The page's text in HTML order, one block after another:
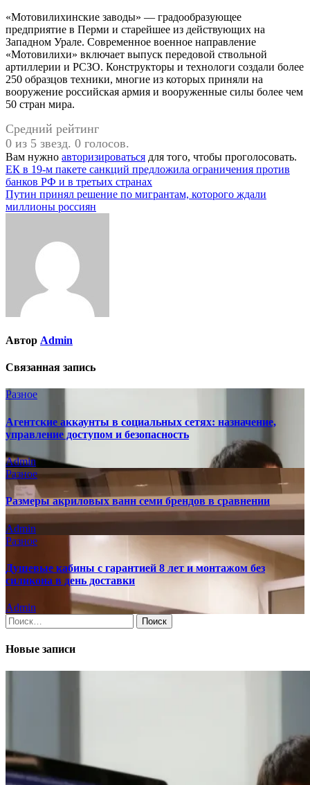
«Мотовилихинские заводы» — градообразующее
предприятие в Перми и старейшее из действующих на
Западном Урале. Современное военное направление
«Мотовилихи» включает выпуск передовой ствольной
артиллерии и РСЗО. Конструкторы и технологи создали более
250 образцов техники, многие из которых приняли на
вооружение российская армия и вооруженные силы более чем
50 стран мира.
Средний рейтинг
0 из 5 звезд. 0 голосов.
Вам нужно авторизироваться для того, чтобы проголосовать.
Навигация
по
записям
ЕК в 19-м пакете санкций предложила ограничения против
банков РФ и в третьих странах
Путин принял решение по мигрантам, которого ждали
миллионы россиян
Автор Admin
Связанная запись
Разное
Агентские аккаунты в социальных сетях: назначение,
управление доступом и безопасность
Admin
Разное
Размеры акриловых ванн семи брендов в сравнении
Admin
Разное
Душевые кабины с гарантией 8 лет и монтажом без
силикона в день доставки
Admin
Найти:
Новые записи